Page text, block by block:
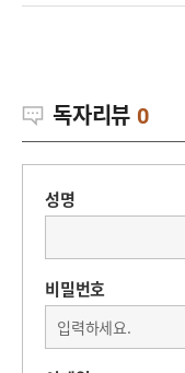
독자리뷰 0
성명
비밀번호